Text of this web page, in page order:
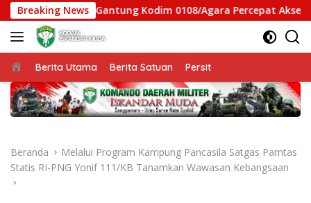
Langsung
ke
konten
Breaking News
Jembatan Gantung Kodim 0108/Agara Percepat Akses
Beranda
Berita Utama Berita Satuan Persit
Beranda
Melalui Program Kampung Pancasila Satgas Pamtas
Statis RI-PNG Yonif 111/KB Tanamkan Wawasan Kebangsaan